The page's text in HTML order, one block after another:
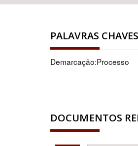
PALAVRAS CHAVES
Demarcação:Processo
DOCUMENTOS